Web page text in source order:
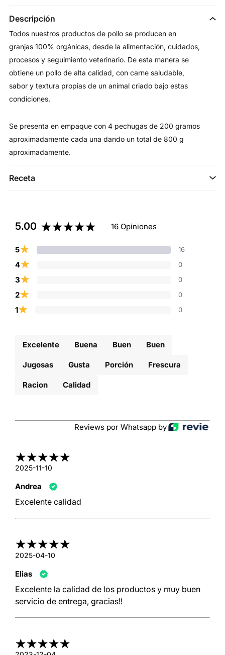
Descripción
Todos nuestros productos de pollo se producen en
granjas 100% orgánicas, desde la alimentación, cuidados,
procesos y seguimiento veterinario. De esta manera se
obtiene un pollo de alta calidad, con carne saludable,
sabor y textura propias de un animal criado bajo estas
condiciones.
Se presenta en empaque con 4 pechugas de 200 gramos
aproximadamente cada una dando un total de 800 g
aproximadamente.
Receta
5.00 16 Opiniones
5★ 16
4★ 0
3★ 0
2★ 0
1★ 0
Excelente Buena Buen Buen
Jugosas Gusta Porción Frescura
Racion Calidad
Reviews por Whatsapp by
2025-11-10
Andrea
Excelente calidad
2025-04-10
Elias
Excelente la calidad de los productos y muy buen
servicio de entrega, gracias!!